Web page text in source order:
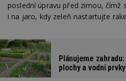
poslední úpravu před zimou, čímž
i na jaro, kdy zeleň nastartujte
Plánujeme
plochy a vodní prvky